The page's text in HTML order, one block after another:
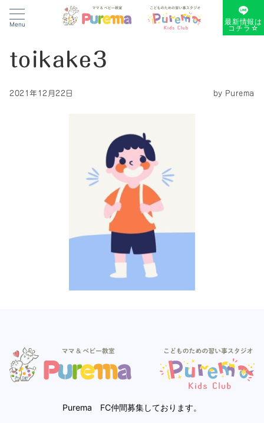
Menu 最新情報は
コチラ☆
toikake3
2021年12月22日 by Purema
Purema FC仲間募集しております。